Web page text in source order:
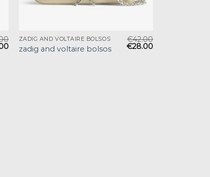
ZADIG AND VOLTAIRE BOLSOS
zadig and voltaire bolsos
€42.00
€28.00